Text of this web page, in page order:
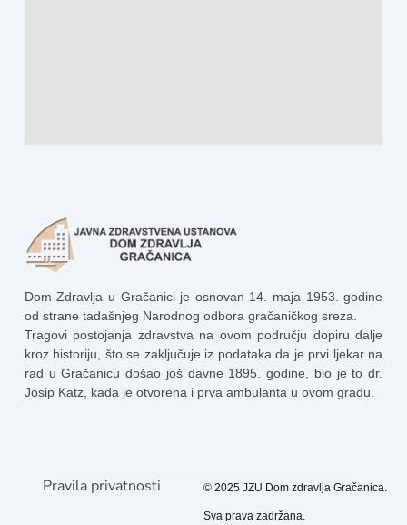
Dom Zdravlja u Gračanici je osnovan 14. maja 1953. godine
od strane tadašnjeg Narodnog odbora gračaničkog sreza.
Tragovi postojanja zdravstva na ovom području dopiru dalje
kroz historiju, što se zaključuje iz podataka da je prvi ljekar na
rad u Gračanicu došao još davne 1895. godine, bio je to dr.
Josip Katz, kada je otvorena i prva ambulanta u ovom gradu.
Pravila privatnosti © 2025 JZU Dom zdravlja Gračanica.
Sva prava zadržana.